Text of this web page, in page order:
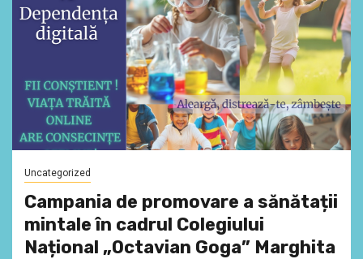
Uncategorized
Campania de promovare a sănătații
mintale în cadrul Colegiului
Național „Octavian Goga” Marghita